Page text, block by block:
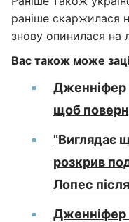
раніше скаржилася
знову опинилася на
Вас також може
Дженніфер
щоб
"Виглядає
розкрив
Лопес
Дженніфер